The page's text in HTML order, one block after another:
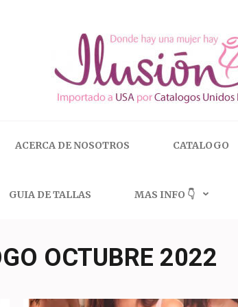
ACERCA DE NOSOTROS CATALOGO
GUIA DE TALLAS MAS INFO 👇
OCTUBRE 2022